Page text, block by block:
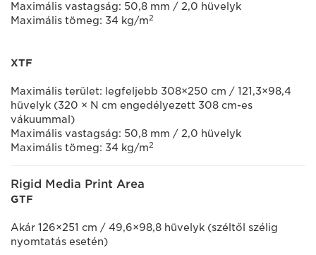
Maximális vastagság: 50,8 mm / 2,0 hüvelyk
Maximális tömeg: 34 kg/m2
XTF
Maximális terület: legfeljebb 308×250 cm / 121,3×98,4
hüvelyk (320 × N cm engedélyezett 308 cm-es
vákuummal)
Maximális vastagság: 50,8 mm / 2,0 hüvelyk
Maximális tömeg: 34 kg/m2
Rigid Media Print Area
GTF
Akár 126×251 cm / 49,6×98,8 hüvelyk (széltől szélig
nyomtatás esetén)